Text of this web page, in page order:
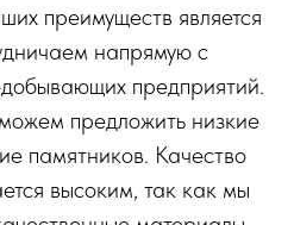
преимуществ является
напрямую с
предприятий.
предложить низкие
памятников. Качество
высоким, так как мы